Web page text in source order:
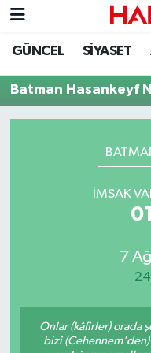
GÜNCEL SİYASET
Batman Hasankeyf
İMSAK
7
Onlar (kâfirler) orada
bizi (Cehennem'den)
GÜNCEL
EKONOMİ
EĞİTİM
Nöbetçi
Hava Durumu
Süper Lig Puan
Tüm Manşetler
Haber Arşivi